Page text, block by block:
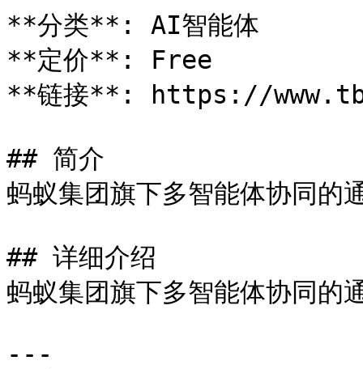
**分类**: AI智能体
**定价**: Free
**链接**: https://
## 简介
蚂蚁集团旗下多智能体协同
## 详细介绍
蚂蚁集团旗下多智能体协同
---